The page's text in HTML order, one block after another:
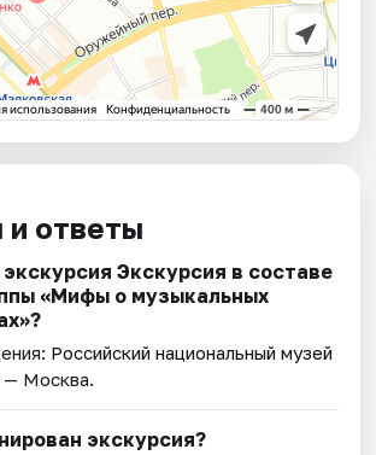
ответы
Экскурсия в составе
«Мифы о музыкальных
Российский национальный музей
— Москва.
экскурсия?